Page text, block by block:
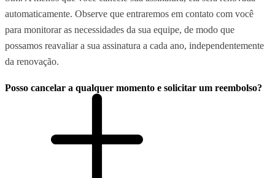
automaticamente. Observe que entraremos em contato com você
para monitorar as necessidades da sua equipe, de modo que
possamos reavaliar a sua assinatura a cada ano, independentemente
da renovação.
Posso cancelar a qualquer momento e solicitar um reembolso?